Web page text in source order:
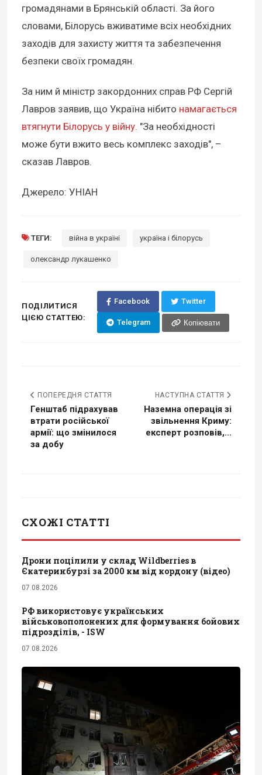
громадянами в Брянській області. За його
словами, Білорусь вживатиме всіх необхідних
заходів для захисту життя та забезпечення
безпеки своїх громадян.
За ним й міністр закордонних справ РФ Сергій
Лавров заявив, що Україна нібито намагається
втягнути Білорусь у війну. "За необхідності
може бути вжито весь комплекс заходів", –
сказав Лавров.
Джерело: УНІАН
ТЕГИ: війна в україні україна і білорусь
олександр лукашенко
ПОДІЛИТИСЯ
ЦІЄЮ СТАТТЕЮ:
Facebook Twitter
Telegram Копіювати
ПОПЕРЕДНЯ СТАТТЯ
Генштаб підрахував
втрати російської
армії: що змінилося
за добу
НАСТУПНА СТАТТЯ
Наземна операція зі
звільнення Криму:
експерт розповів,...
СХОЖІ СТАТТІ
Дрони поцілили у склад Wildberries в
Єкатеринбурзі за 2000 км від кордону (відео)
07.08.2026
РФ використовує українських
військовополонених для формування бойових
підрозділів, - ISW
07.08.2026